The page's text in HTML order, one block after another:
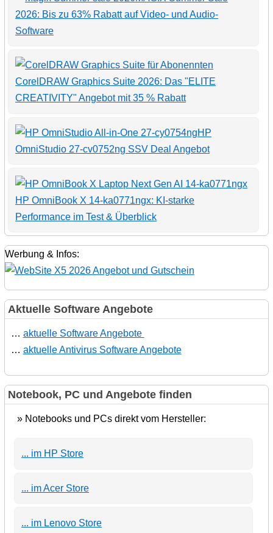
2026: Bis zu 63% Rabatt auf Video- und Audio-
Software
CorelDRAW Graphics Suite 2026: Das "ELITE
CREATIVITY" Angebot mit 35 % Rabatt
HP
OmniStudio 27-cv0752ng SSV Deal Angebot
HP OmniBook X 14-ka0771ngx: KI-starke
Performance im Test & Überblick
Werbung & Infos:
Aktuelle Software Angebote
… aktuelle Software Angebote
… aktuelle Antivirus Software Angebote
Notebook, PC und Angebote finden
» Notebooks und PCs direkt vom Hersteller:
... im HP Store
... im Acer Store
... im Lenovo Store